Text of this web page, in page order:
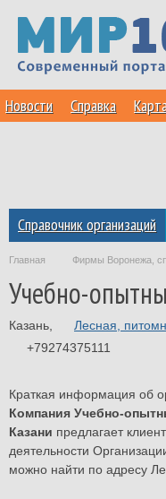
Новости Справка
Справочник организаций
Главная Фирмы Воронежа,
Учебно-
Казань
Лесная,
+79274375111
Краткая информация об
Компания Учебно-
Казани предлагает
деятельности
можно найти по адресу